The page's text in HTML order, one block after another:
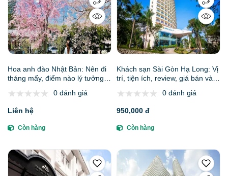
Hoa anh đào Nhật Bản: Nên đi
tháng mấy, điểm nào lý tưởng
0 đánh giá
Liên hệ
Còn hàng
Khách sạn Sài Gòn Hạ Long: Vị
trí, tiện ích, review, giá bán và
0 đánh giá
950,000 đ
Còn hàng